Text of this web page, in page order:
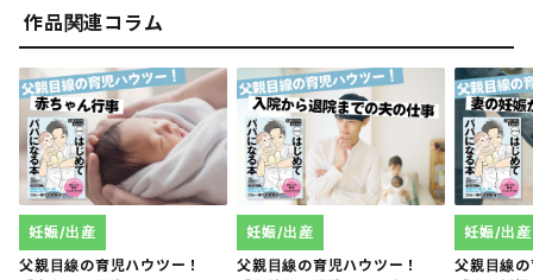
作品関連コラム
父親目線の育児ハウツー！
妊娠/出産
父親目線の育児ハウツー！
妊娠/出産
父親目線
妊娠/出産